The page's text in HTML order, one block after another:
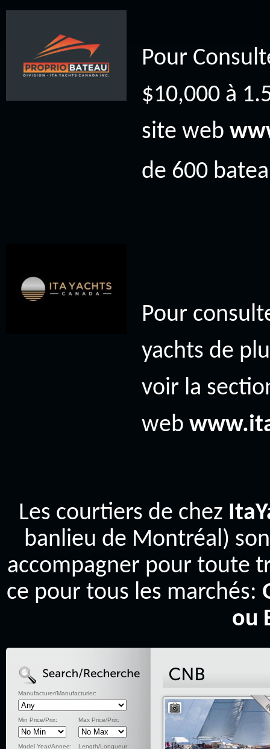
Pour
$10,000 à
site web
de 600
Pour
yachts de
voir la
web
Les courtiers de chez
banlieu de Montréal)
accompagner pour toute
ce pour tous les marchés:
ou
Manufacturer/Manufacturier:
Min Price/Prix: Max Price/Prix:
Model Year/Annee: Length/Longueur: